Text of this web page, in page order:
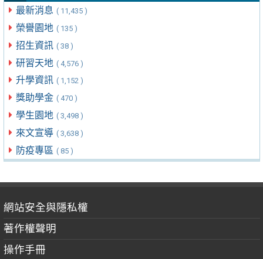
最新消息 ( 11,435 )
榮譽園地 ( 135 )
招生資訊 ( 38 )
研習天地 ( 4,576 )
升學資訊 ( 1,152 )
獎助學金 ( 470 )
學生園地 ( 3,498 )
來文宣導 ( 3,638 )
防疫專區 ( 85 )
網站安全與隱私權
著作權聲明
操作手冊